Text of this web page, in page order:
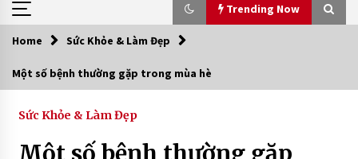
Trending Now
Trending Now
sánh chi tiết
Home Sức Khỏe & Làm Đẹp
Một số bệnh thường gặp trong mùa hè
Sức Khỏe & Làm Đẹp